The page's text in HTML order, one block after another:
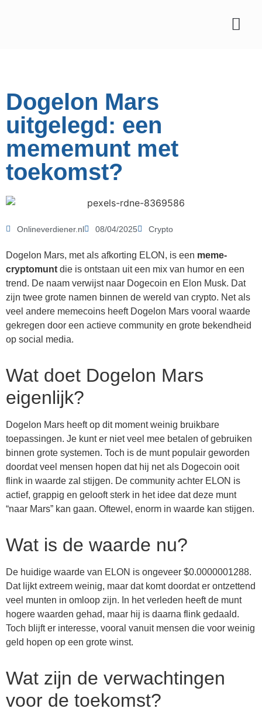
Dogelon Mars
uitgelegd: een
mememunt met
toekomst?
Onlineverdiener.nl 08/04/2025 Crypto
Dogelon Mars, met als afkorting ELON, is een meme-
cryptomunt die is ontstaan uit een mix van humor en een
trend. De naam verwijst naar Dogecoin en Elon Musk. Dat
zijn twee grote namen binnen de wereld van crypto. Net als
veel andere memecoins heeft Dogelon Mars vooral waarde
gekregen door een actieve community en grote bekendheid
op social media.
Wat doet Dogelon Mars
eigenlijk?
Dogelon Mars heeft op dit moment weinig bruikbare
toepassingen. Je kunt er niet veel mee betalen of gebruiken
binnen grote systemen. Toch is de munt populair geworden
doordat veel mensen hopen dat hij net als Dogecoin ooit
flink in waarde zal stijgen. De community achter ELON is
actief, grappig en gelooft sterk in het idee dat deze munt
“naar Mars” kan gaan. Oftewel, enorm in waarde kan stijgen.
Wat is de waarde nu?
De huidige waarde van ELON is ongeveer $0.0000001288.
Dat lijkt extreem weinig, maar dat komt doordat er ontzettend
veel munten in omloop zijn. In het verleden heeft de munt
hogere waarden gehad, maar hij is daarna flink gedaald.
Toch blijft er interesse, vooral vanuit mensen die voor weinig
geld hopen op een grote winst.
Wat zijn de verwachtingen
voor de toekomst?